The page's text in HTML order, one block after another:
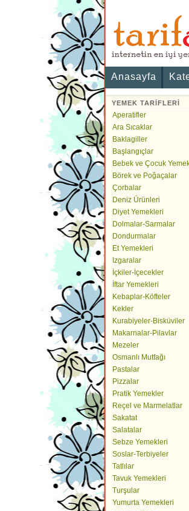
Anasayfa
YEMEK TARİFLERİ
Aperatifler
Ara Sıcaklar
Baklagiller
Başlangıçlar
Bebek ve Çocuk
Börek ve Poğaçalar
Çorbalar
Deniz Ürünleri
Diyet Yemekleri
Dolmalar-Sarmalar
Dondurmalar
Et Yemekleri
Izgaralar
İçkiler-İçecekler
İftar Yemekleri
Kebaplar-Köfteler
Kekler
Kurabiyeler-Bisküviler
Makarnalar-Pilavlar
Mezeler
Osmanlı Mutfağı
Pastalar
Pizzalar
Pratik Yemekler
Reçel ve Marmelatlar
Sakatat
Salatalar
Sebze Yemekleri
Soslar-Terbiyeler
Tatlılar
Tavuk Yemekleri
Turşular
Yumurta Yemekleri